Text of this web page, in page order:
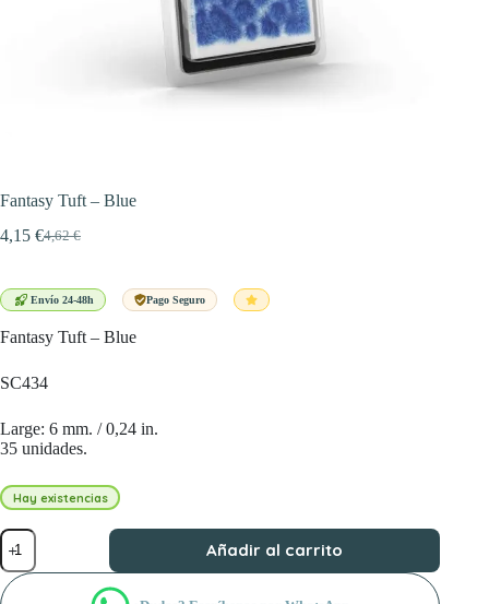
Fantasy Tuft – Blue
4,62€
El
era:
4,15 €El
es:
Envío 24-48h Pago Seguro
Fantasy Tuft – Blue
SC434
Large: 6 mm. / 0,24 in.
35 unidades.
Hay existencias
Fantasy
Tuft
-
Blue
Añadir al carrito